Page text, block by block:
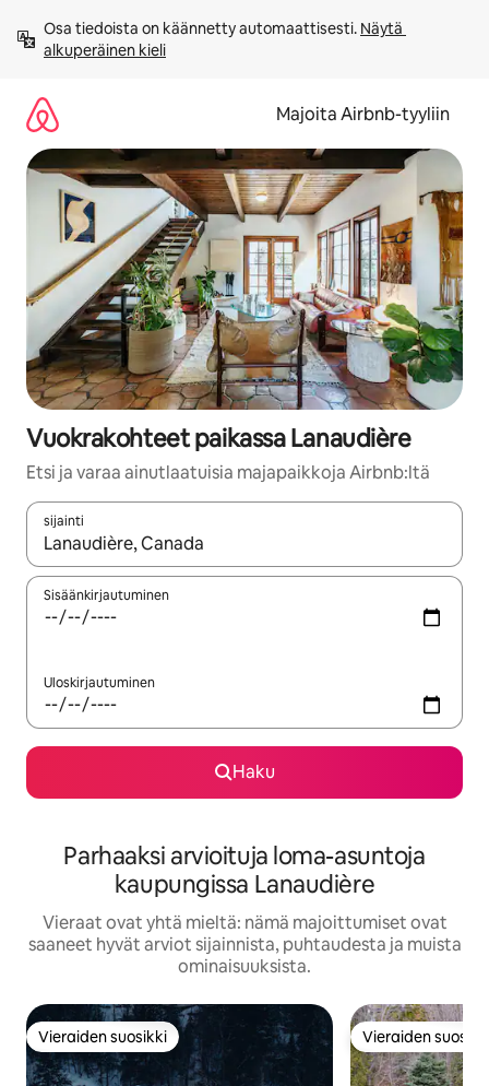
sisältö
väliin
Osa tiedoista on käännetty automaattisesti. Näytä
alkuperäinen kieli
Majoita Airbnb-tyyliin
Vuokrakohteet paikassa Lanaudière
Etsi ja varaa ainutlaatuisia majapaikkoja Airbnb:ltä
sijainti
Kun tulokset ovat saatavilla, navigoi ylös- ja alas-
Sisäänkirjautuminen
Uloskirjautuminen
Haku
Parhaaksi arvioituja loma-asuntoja
kaupungissa Lanaudière
Vieraat ovat yhtä mieltä: nämä majoittumiset ovat
saaneet hyvät arviot sijainnista, puhtaudesta ja muista
ominaisuuksista.
Vieraiden suosikki
Vieraiden suosikki Vieraiden
Vieraiden